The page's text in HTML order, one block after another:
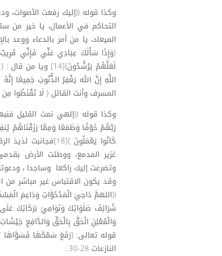
وكذا قوله ((إليك رفعت الأصوات،
التحاكم في الأعمال، يا خير من
{وَإِذَا سَأَلَكَ عِبَادِي عَنِّي فَإِنِّي قَرِيبٌ
لَعَلَّهُمْ يَرْشُدُونَ}[14]
المسرف وأنت القائل { لَا تَقْنَطُوا مِن
وكذا قوله ((إلهي نمت القليل
رَبَّهُمْ خَوْفًا وَطَمَعًا وَمِمَّا رَزَقْنَاهُمْ
كَانُوا يَعْمَلُونَ
غزير المدمع، ووطئت الأرض
وتضرعت إليك راكعا وساجدا ،
وقد يكون الاقتباس غير مباشر من
((اللهمَّ دَاحِيَ الْمَدْحُوَّاتِ وَدَاعِمَ
شَرَائِفَ صَلَوَاتِكَ وَنَوَامِيَ بَرَكَاتِكَ
قوله تعالى: {رَفَعَ سَمْكَهَا
النازعات 28-30.